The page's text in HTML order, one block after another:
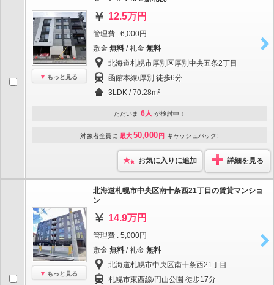
もっと見る
12.5万円
管理費 : 6,000円
敷金 無料 / 礼金 無料
北海道札幌市厚別区厚別中央五条2丁目
函館本線/厚別 徒歩6分
3LDK / 70.28m²
ただいま 6人 が検討中！
対象者全員に 最大50,000 円 キャッシュバック!
お気に入りに追加 詳細を見る
もっと見る
北海道札幌市中央区南十条西21丁目の賃貸マンショ
ン
14.9万円
管理費 : 5,000円
敷金 無料 / 礼金 無料
北海道札幌市中央区南十条西21丁目
札幌市東西線/円山公園 徒歩17分